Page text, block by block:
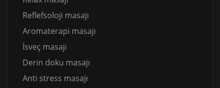
Reflefsoloji masajı
Aromaterapi masajı
İsveç masajı
Derin doku masajı
Anti stress masajı